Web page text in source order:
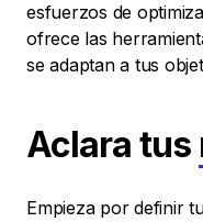
esfuerzos de
ofrece las
se adaptan a tus
Aclara tus
Empieza por definir